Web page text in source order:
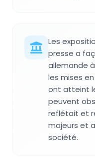
Les
presse a
allemande
les mises
ont atteint
peuvent
reflétait et
majeurs et
société.